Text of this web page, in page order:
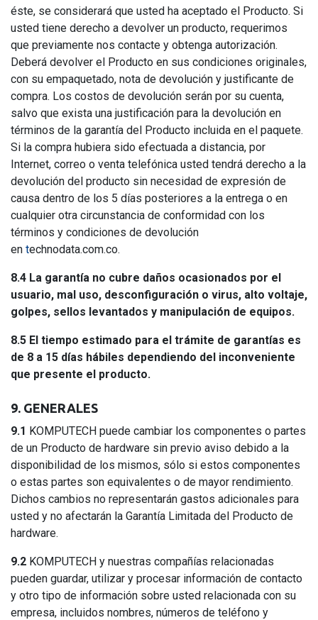
éste, se considerará que usted ha aceptado el Producto. Si
usted tiene derecho a devolver un producto, requerimos
que previamente nos contacte y obtenga autorización.
Deberá devolver el Producto en sus condiciones originales,
con su empaquetado, nota de devolución y justificante de
compra. Los costos de devolución serán por su cuenta,
salvo que exista una justificación para la devolución en
términos de la garantía del Producto incluida en el paquete.
Si la compra hubiera sido efectuada a distancia, por
Internet, correo o venta telefónica usted tendrá derecho a la
devolución del producto sin necesidad de expresión de
causa dentro de los 5 días posteriores a la entrega o en
cualquier otra circunstancia de conformidad con los
términos y condiciones de devolución
en technodata.com.co.
8.4 La garantía no cubre daños ocasionados por el
usuario, mal uso, desconfiguración o virus, alto voltaje,
golpes, sellos levantados y manipulación de equipos.
8.5 El tiempo estimado para el trámite de garantías es
de 8 a 15 días hábiles dependiendo del inconveniente
que presente el producto.
9. GENERALES
9.1 KOMPUTECH puede cambiar los componentes o partes
de un Producto de hardware sin previo aviso debido a la
disponibilidad de los mismos, sólo si estos componentes
o estas partes son equivalentes o de mayor rendimiento.
Dichos cambios no representarán gastos adicionales para
usted y no afectarán la Garantía Limitada del Producto de
hardware.
9.2 KOMPUTECH y nuestras compañías relacionadas
pueden guardar, utilizar y procesar información de contacto
y otro tipo de información sobre usted relacionada con su
empresa, incluidos nombres, números de teléfono y